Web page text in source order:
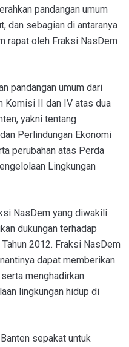
pandangan umum
dan sebagian di antaranya
rapat oleh Fraksi NasDem
pandangan umum dari
Komisi II dan IV atas dua
yakni tentang
Perlindungan Ekonomi
perubahan atas Perda
Lingkungan
NasDem yang diwakili
dukungan terhadap
2012. Fraksi NasDem
dapat memberikan
menghadirkan
lingkungan hidup di
sepakat untuk